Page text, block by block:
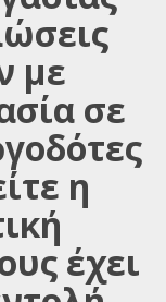
με
σε
η
έχει